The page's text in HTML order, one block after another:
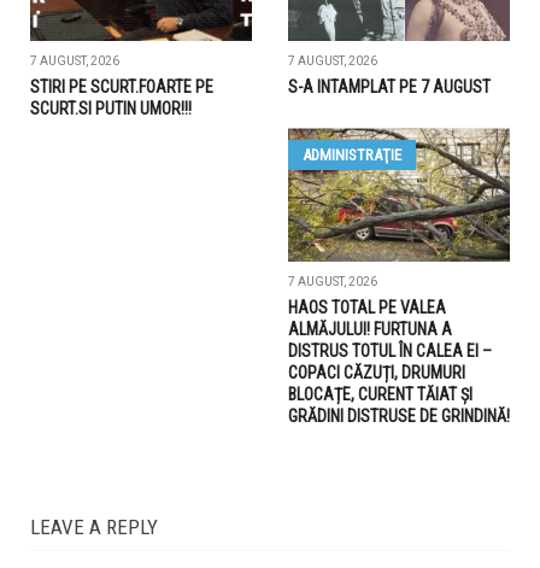
7 AUGUST, 2026
STIRI PE SCURT.FOARTE PE
SCURT.SI PUTIN UMOR!!!
7 AUGUST, 2026
S-A INTAMPLAT PE 7 AUGUST
ADMINISTRAŢIE
7 AUGUST, 2026
HAOS TOTAL PE VALEA
ALMĂJULUI! FURTUNA A
DISTRUS TOTUL ÎN CALEA EI –
COPACI CĂZUȚI, DRUMURI
BLOCAȚE, CURENT TĂIAT ȘI
GRĂDINI DISTRUSE DE GRINDINĂ!
LEAVE A REPLY